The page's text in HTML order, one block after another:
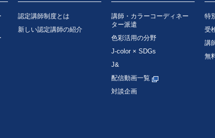
認定講師制度とは
新しい認定講師の紹介
講師・カラーコーディネー
ター派遣
色彩活用の分野
J-color × SDGs
J&
配信動画一覧
対談企画
特
受
講
無